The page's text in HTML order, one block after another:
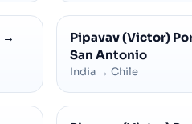
→
Pipavav (Victor)
San Antonio
India → Chile